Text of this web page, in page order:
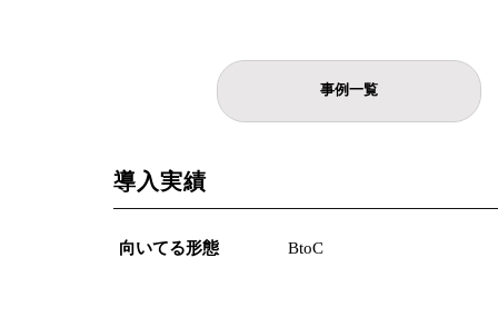
事例一覧
導入実績
向いてる形態 BtoC